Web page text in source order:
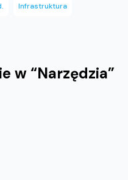
Infrastruktura
w “Narzędzia”